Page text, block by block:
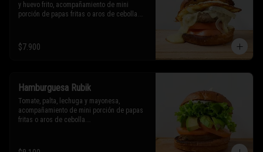
y huevo frito, acompañamiento de mini
porción de papas fritas o aros de cebolla.
Sólo puedes solicitar eliminar un
ingrediente.
$7.900
Hamburguesa Rubik
Tomate, palta, lechuga y mayonesa,
acompañamiento de mini porción de papas
fritas o aros de cebolla.
* Los ingredientes no son intercambiables.